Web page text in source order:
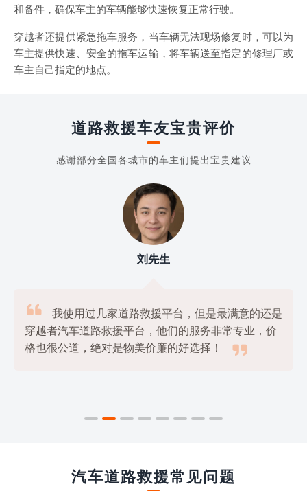
和备件，确保车主的车辆能够快速恢复正常行驶。
穿越者还提供紧急拖车服务，当车辆无法现场修复时，可以为
车主提供快速、安全的拖车运输，将车辆送至指定的修理厂或
车主自己指定的地点。
道路救援车友宝贵评价
感谢部分全国各城市的车主们提出宝贵建议
刘先生

我使用过几家道路救援平台，但是最满意的还是
穿越者汽车道路救援平台，他们的服务非常专业，价
格也很公道，绝对是物美价廉的好选择！

汽车道路救援常见问题